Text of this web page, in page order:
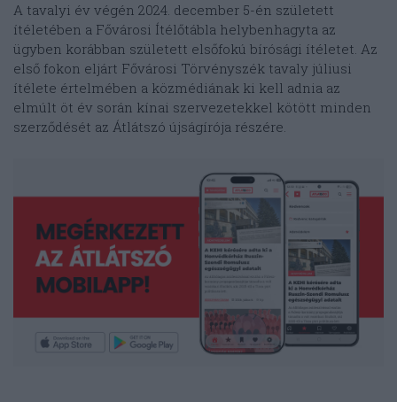
A tavalyi év végén 2024. december 5-én született
ítéletében a Fővárosi Ítélőtábla helybenhagyta az
ügyben korábban született elsőfokú bírósági ítéletet. Az
első fokon eljárt Fővárosi Törvényszék tavaly júliusi
ítélete értelmében a közmédiának ki kell adnia az
elmúlt öt év során kínai szervezetekkel kötött minden
szerződését az Átlátszó újságírója részére.